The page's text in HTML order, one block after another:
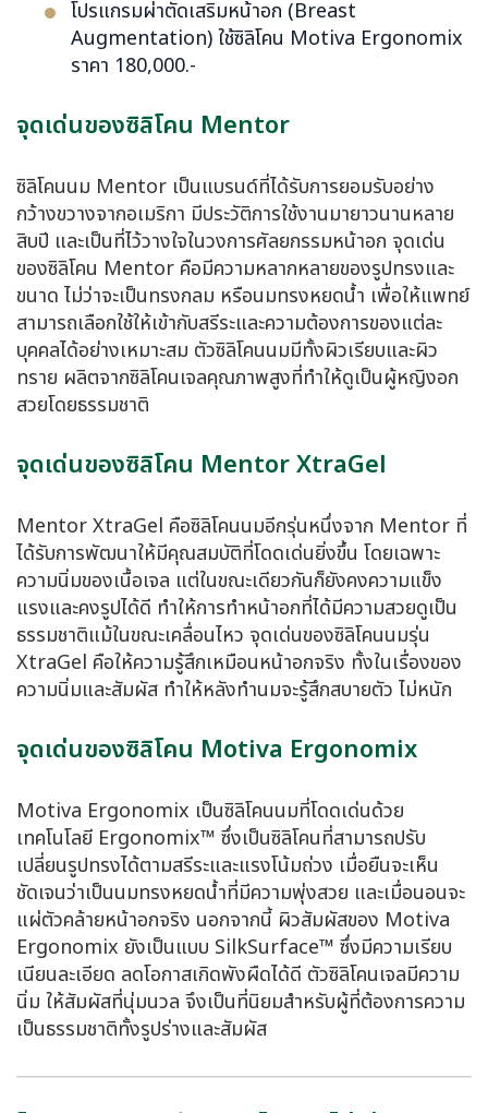
โปรแกรมผ่าตัดเสริมหน้าอก (Breast
Augmentation) ใช้ซิลิโคน Motiva Ergonomix
ราคา 180,000.-
จุดเด่นของซิลิโคน Mentor
ซิลิโคนนม Mentor เป็นแบรนด์ที่ได้รับการยอมรับอย่าง
กว้างขวางจากอเมริกา มีประวัติการใช้งานมายาวนานหลาย
สิบปี และเป็นที่ไว้วางใจในวงการศัลยกรรมหน้าอก จุดเด่น
ของซิลิโคน Mentor คือมีความหลากหลายของรูปทรงและ
ขนาด ไม่ว่าจะเป็นทรงกลม หรือนมทรงหยดน้ำ เพื่อให้แพทย์
สามารถเลือกใช้ให้เข้ากับสรีระและความต้องการของแต่ละ
บุคคลได้อย่างเหมาะสม ตัวซิลิโคนนมมีทั้งผิวเรียบและผิว
ทราย ผลิตจากซิลิโคนเจลคุณภาพสูงที่ทำให้ดูเป็นผู้หญิงอก
สวยโดยธรรมชาติ
จุดเด่นของซิลิโคน Mentor XtraGel
Mentor XtraGel คือซิลิโคนนมอีกรุ่นหนึ่งจาก Mentor ที่
ได้รับการพัฒนาให้มีคุณสมบัติที่โดดเด่นยิ่งขึ้น โดยเฉพาะ
ความนิ่มของเนื้อเจล แต่ในขณะเดียวกันก็ยังคงความแข็ง
แรงและคงรูปได้ดี ทำให้การทำหน้าอกที่ได้มีความสวยดูเป็น
ธรรมชาติแม้ในขณะเคลื่อนไหว จุดเด่นของซิลิโคนนมรุ่น
XtraGel คือให้ความรู้สึกเหมือนหน้าอกจริง ทั้งในเรื่องของ
ความนิ่มและสัมผัส ทำให้หลังทำนมจะรู้สึกสบายตัว ไม่หนัก
จุดเด่นของซิลิโคน Motiva Ergonomix
Motiva Ergonomix เป็นซิลิโคนนมที่โดดเด่นด้วย
เทคโนโลยี Ergonomix™ ซึ่งเป็นซิลิโคนที่สามารถปรับ
เปลี่ยนรูปทรงได้ตามสรีระและแรงโน้มถ่วง เมื่อยืนจะเห็น
ชัดเจนว่าเป็นนมทรงหยดน้ำที่มีความพุ่งสวย และเมื่อนอนจะ
แผ่ตัวคล้ายหน้าอกจริง นอกจากนี้ ผิวสัมผัสของ Motiva
Ergonomix ยังเป็นแบบ SilkSurface™ ซึ่งมีความเรียบ
เนียนละเอียด ลดโอกาสเกิดพังผืดได้ดี ตัวซิลิโคนเจลมีความ
นิ่ม ให้สัมผัสที่นุ่มนวล จึงเป็นที่นิยมสำหรับผู้ที่ต้องการความ
เป็นธรรมชาติทั้งรูปร่างและสัมผัส